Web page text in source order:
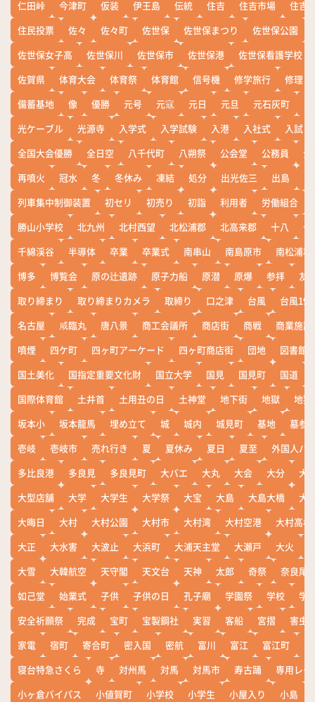
仁田峠
今津町 仮装 伊王島 伝統 住吉 住吉市場
住吉
住民投票
佐々 佐々町 佐世保 佐世保まつり 佐世保公園
佐世保女子高
佐世保川 佐世保市 佐世保港
佐世保看護学校
佐賀県
体育大会 体育祭 体育館 信号機 修学旅行
修理
備蓄基地
像 優勝 元号 元寇 元日 元旦 元石灰町
光ケーブル
光源寺 入学式 入学試験 入港 入社式
入試
全国大会優勝
全日空 八千代町 八朔祭 公会堂 公務員
公
再噴火
冠水 冬 冬休み 凍結 処分 出光佐三 出島
列車集中制御装置
初セリ 初売り 初詣 利用者 労働組合
勝山小学校
北九州 北村西望 北松浦郡 北高来郡 十八
十
千綿渓谷
半導体 卒業 卒業式 南串山 南島原市
南松浦郡
博多
博覧会 原の辻遺跡 原子力船 原潜 原爆 参拝
友
取り締まり
取り締まりカメラ 取締り 口之津 台風
台風19
名古屋
咸臨丸 唐八景 商工会議所 商店街 商戦
商業施設
噴煙
四ケ町 四ヶ町アーケード 四ヶ町商店街 団地
図書館
国土美化
国指定重要文化財 国立大学 国見 国見町 国道
国際体育館
土井首 土用丑の日 土神堂 地下街 地獄
地獄
坂本小
坂本龍馬 埋め立て 城 城内 城見町 基地
墓参
壱岐
壱岐市 売れ行き 夏 夏休み 夏日 夏至
外国人バ
多比良港
多良見 多良見町 大バエ 大丸 大会 大分
大
大型店舗
大学 大学生 大学祭 大宝 大島 大島大橋
大
大晦日
大村 大村公園 大村市 大村湾 大村空港
大村高校
大正
大水害 大波止 大浜町 大浦天主堂 大瀬戸 大火
大雪
大韓航空 天守閣 天文台 天神 太郎 奇祭
奈良尾
如己堂
始業式 子供 子供の日 孔子廟 学園祭 学校
学
安全祈願祭
完成 宝町 宝製鋼社 実習 客船 宮摺
害虫
家電
宿町 寄合町 密入国 密航 富川 富江 富江町
寝台特急さくら
寺 対州馬 対馬 対馬市 寿古踊
専用レー
小ヶ倉バイパス
小値賀町 小学校 小学生 小屋入り 小島